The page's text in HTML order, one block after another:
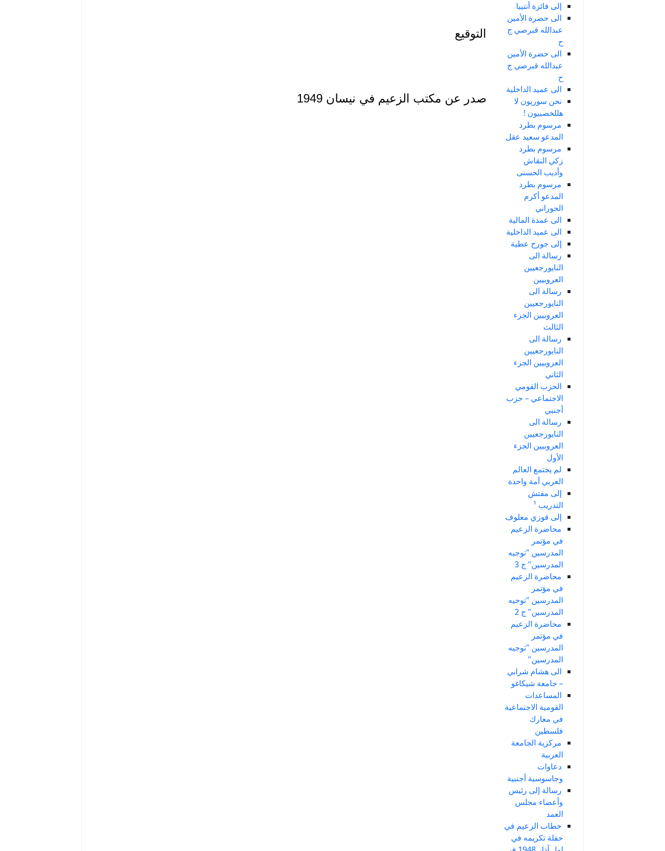
إلى فائزة أنتيبا
الى حضرة الأمين
عبدالله قبرصي ج
ح
الى حضرة الأمين
عبدالله قبرصي ج
ح
الى عميد الداخلية
نحن سوريون لا
هللخصبيون !
مرسوم بطرد
المدعو سعيد عقل
مرسوم بطرد
زكي النقاش
وأديب الحسنى
مرسوم بطرد
المدعو أكرم
الحوراني
الى عمدة المالية
الى عميد الداخلية
إلى جورج عطية
رسالة الى
النايورجعيين
العروبيين
رسالة الى
النايورجعيين
العروبيين الجزء
الثالث
رسالة الى
النايورجعيين
العروبيين الجزء
الثاني
الحزب القومي
الاجتماعي – حزب
أجنبي
رسالة الى
النايورجعيين
العروبيين الجزء
الأول
لم يجتمع العالم
العربي أمة واحدة
إلى مفتش
التدريب ¹
إلى فوزي معلوف
محاضرة الزعيم
في مؤتمر
المدرسين "توجيه
المدرسين" ج 3
محاضرة الزعيم
في مؤتمر
المدرسين "توجيه
المدرسين" ج 2
محاضرة الزعيم
في مؤتمر
المدرسين "توجيه
المدرسين"
الى هشام شرابي
– جامعة شيكاغو
المساعدات
القومية الاجتماعية
في معارك
فلسطين
مركزية الجامعة
العربية
دعاوات
وجاسوسية أجنبية
رسالة إلى رئيس
وأعضاء مجلس
العمد
خطاب الزعيم في
حفلة تكريمه في
التوقيع
صدر عن مكتب الزعيم في نيسان 1949